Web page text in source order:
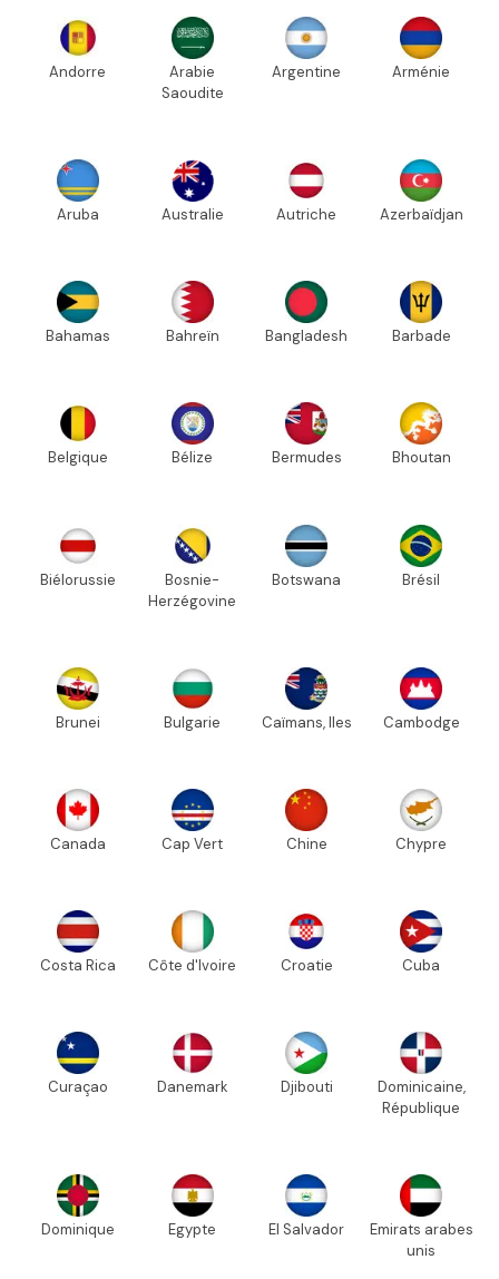
Andorre
Arabie
Saoudite
Argentine Arménie
Aruba Australie Autriche Azerbaïdjan
Bahamas Bahreïn Bangladesh Barbade
Belgique Bélize Bermudes Bhoutan
Biélorussie
Bosnie-
Herzégovine
Botswana Brésil
Brunei Bulgarie Caïmans, Iles Cambodge
Canada Cap Vert Chine Chypre
Costa Rica Côte d'Ivoire Croatie Cuba
Curaçao Danemark Djibouti
Dominicaine,
République
Dominique Egypte El Salvador
Emirats arabes
unis